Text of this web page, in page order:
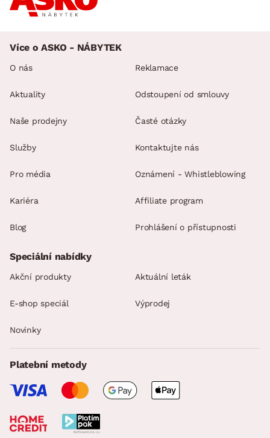
Více o ASKO - NÁBYTEK
O nás
Aktuality
Naše prodejny
Služby
Pro média
Kariéra
Blog
Reklamace
Odstoupení od smlouvy
Časté otázky
Kontaktujte nás
Oznámení - Whistleblowing
Affiliate program
Prohlášení o přístupnosti
Speciální nabídky
Akční produkty Aktuální leták
E-shop speciál Výprodej
Novinky
Platební metody